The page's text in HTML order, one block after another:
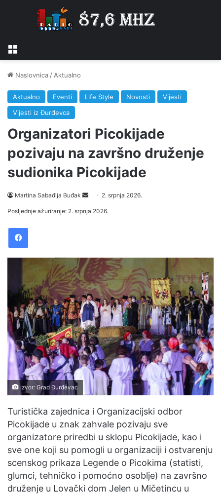
Naslovnica / Aktualno
Aktualno Eventi Life Style Novosti
Vijesti
Vijesti iz Đurđevca
Organizatori Picokijade
pozivaju na završno druženje
sudionika Picokijade
Martina Sabađija Buđak
e
m
a
i
l
2. srpnja 2026.
Posljednje ažuriranje: 2. srpnja 2026.
Izvor: Grad Đurđevac
Turistička zajednica i Organizacijski odbor
Picokijade u znak zahvale pozivaju sve
organizatore priredbi u sklopu Picokijade, kao i
sve one koji su pomogli u organizaciji i ostvarenju
scenskog prikaza Legende o Picokima (statisti,
glumci, tehničko i pomoćno osoblje) na završno
druženje u Lovački dom Jelen u Mičetincu u